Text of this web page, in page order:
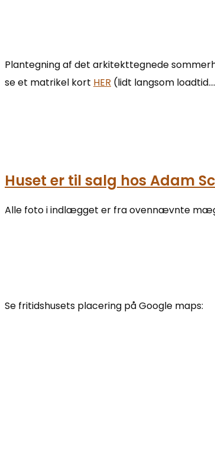
Plantegning af det arkitekttegnede
se et matrikel kort HER (lidt langsom
Huset er til salg hos Adam
Alle foto i indlægget er fra ovennævnte
Se fritidshusets placering på Google maps: